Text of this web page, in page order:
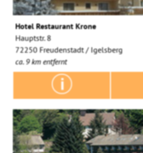
Hotel Restaurant Krone
Hauptstr. 8
72250 Freudenstadt / Igelsberg
ca. 9 km entfernt